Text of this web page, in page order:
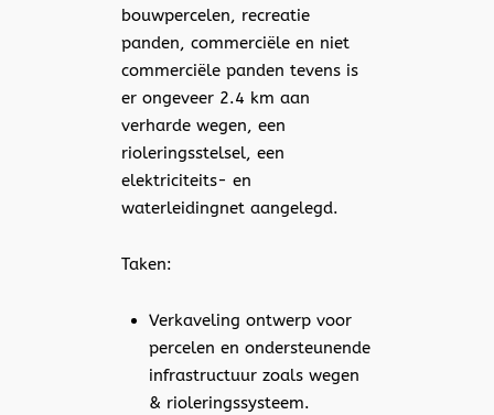
bouwpercelen, recreatie
panden, commerciële en niet
commerciële panden tevens is
er ongeveer 2.4 km aan
verharde wegen, een
rioleringsstelsel, een
elektriciteits- en
waterleidingnet aangelegd.
Taken:
Verkaveling ontwerp voor
percelen en ondersteunende
infrastructuur zoals wegen
& rioleringssysteem.